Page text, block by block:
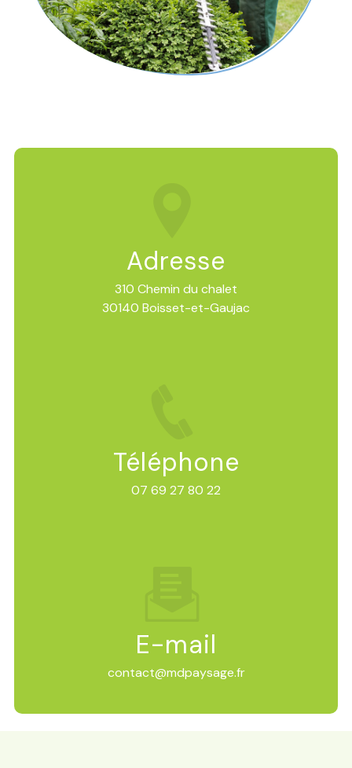
Adresse
310 Chemin du chalet
30140 Boisset-et-Gaujac
Téléphone
07 69 27 80 22
E-mail
contact@mdpaysage.fr